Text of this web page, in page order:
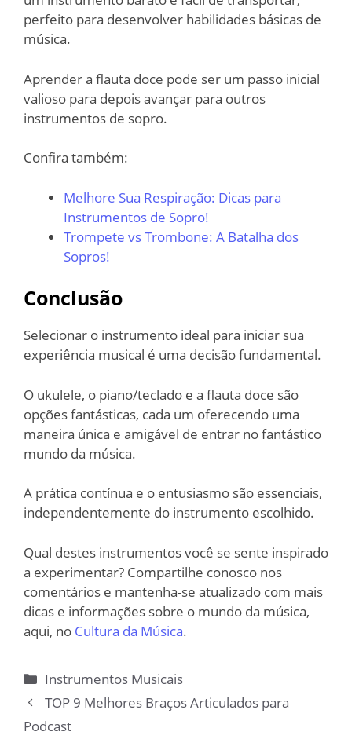
perfeito para desenvolver habilidades básicas de
música.
Aprender a flauta doce pode ser um passo inicial
valioso para depois avançar para outros
instrumentos de sopro.
Confira também:
Melhore Sua Respiração: Dicas para
Instrumentos de Sopro!
Trompete vs Trombone: A Batalha dos
Sopros!
Conclusão
Selecionar o instrumento ideal para iniciar sua
experiência musical é uma decisão fundamental.
O ukulele, o piano/teclado e a flauta doce são
opções fantásticas, cada um oferecendo uma
maneira única e amigável de entrar no fantástico
mundo da música.
A prática contínua e o entusiasmo são essenciais,
independentemente do instrumento escolhido.
Qual destes instrumentos você se sente inspirado
a experimentar? Compartilhe conosco nos
comentários e mantenha-se atualizado com mais
dicas e informações sobre o mundo da música,
aqui, no Cultura da Música.
Categorias
Instrumentos Musicais
TOP 9 Melhores Braços Articulados para
Podcast